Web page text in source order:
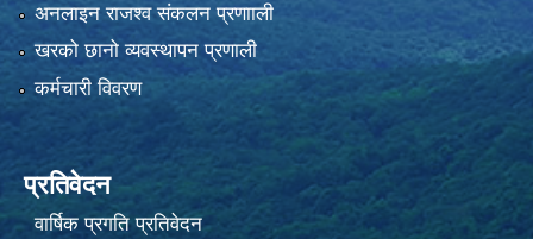
अनलाइन राजश्व संकलन प्रणााली
खरको छानो व्यवस्थापन प्रणाली
कर्मचारी विवरण
प्रतिवेदन
वार्षिक प्रगति प्रतिवेदन